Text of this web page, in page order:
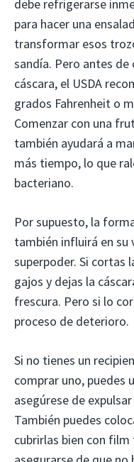
debe refrigerarse
para hacer una
transformar esos
sandía. Pero antes de
cáscara, el USDA
grados Fahrenheit o
Comenzar con una
también ayudará a
más tiempo, lo que
bacteriano.
Por supuesto, la
también influirá en su
superpoder. Si cortas
gajos y dejas la
frescura. Pero si lo
proceso de deterioro.
Si no tienes un
comprar uno, puedes
asegúrese de
También puedes
cubrirlas bien con film